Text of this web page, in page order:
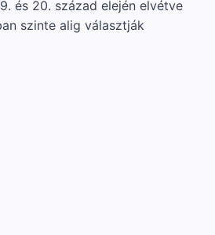
és 20. század elején elvétve
szinte alig választják